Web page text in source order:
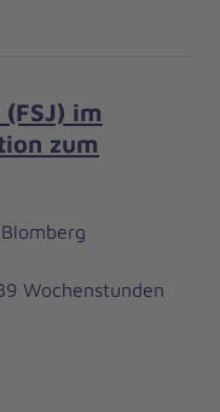
im
zum
Wochenstunden